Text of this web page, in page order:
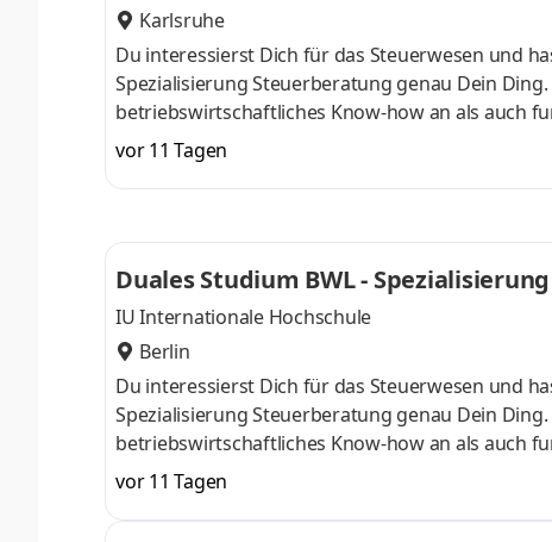
Karlsruhe
Du interessierst Dich für das Steuerwesen und
Spezialisierung Steuerberatung genau Dein
betriebswirtschaftliches Know-how an als auch
Oktober starten – direkt am Campus vor Ort
Unternehmen in Deiner Nähe. Aufgaben Du
startenDu absolvierst ein staatlich anerkanntes
Study Guides und Lehrenden sind stets für Dich
vor 11 Tagen
Duales Studium BWL -
IU Internationale Hochschule
Berlin
Du interessierst Dich für das Steuerwesen und
Spezialisierung Steuerberatung genau Dein
betriebswirtschaftliches Know-how an als auch
Oktober starten – direkt am Campus vor Ort
Unternehmen in Deiner Nähe. Aufgaben Du
startenDu absolvierst ein staatlich anerkanntes
vor 11 Tagen